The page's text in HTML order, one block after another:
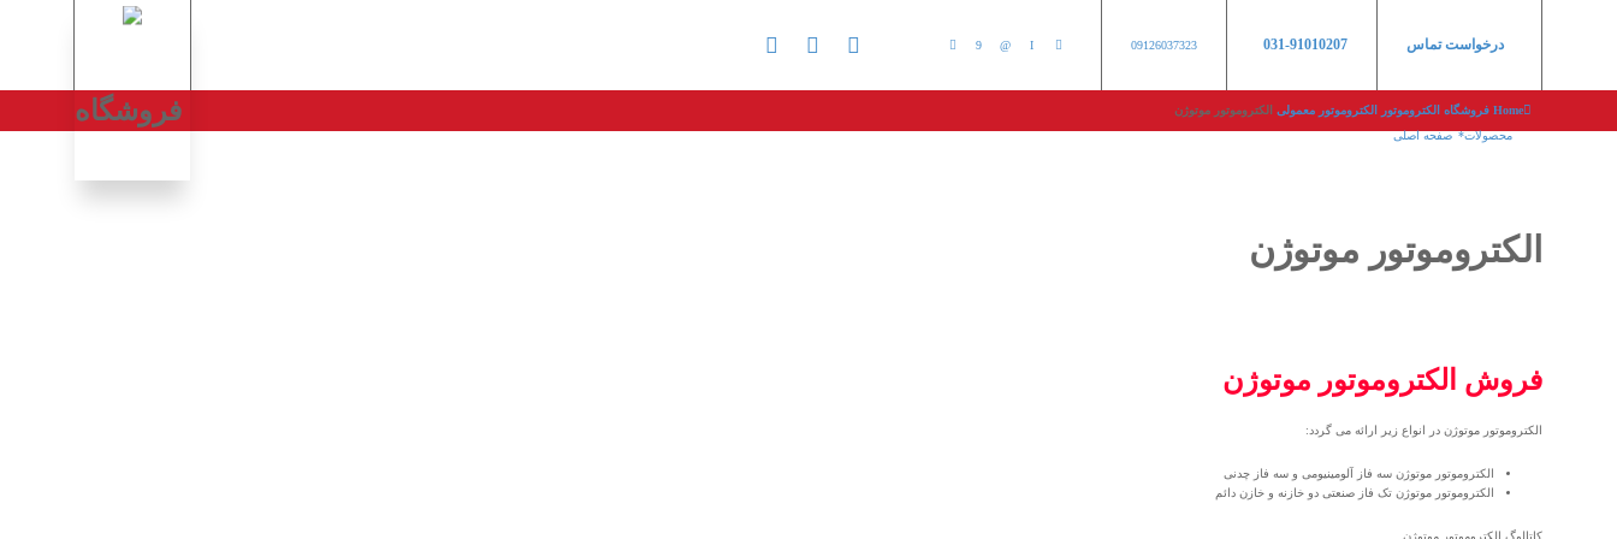
درخواست تماس 031-91010207
09126037323
صفحه اصلی محصولات
فروشگاه Home فروشگاه الکتروموتور الکتروموتور معمولی الکتروموتور موتوژن
الکتروموتور موتوژن
فروش الکتروموتور موتوژن
الکتروموتور موتوژن در انواع زیر ارائه می گردد:
الکتروموتور موتوژن سه فاز
آلومینیومی و سه فاز چدنی
الکتروموتور موتوژن تک فاز صنعتی دو خازنه و خازن دائم
کاتالوگ الکتروموتور موتوژن